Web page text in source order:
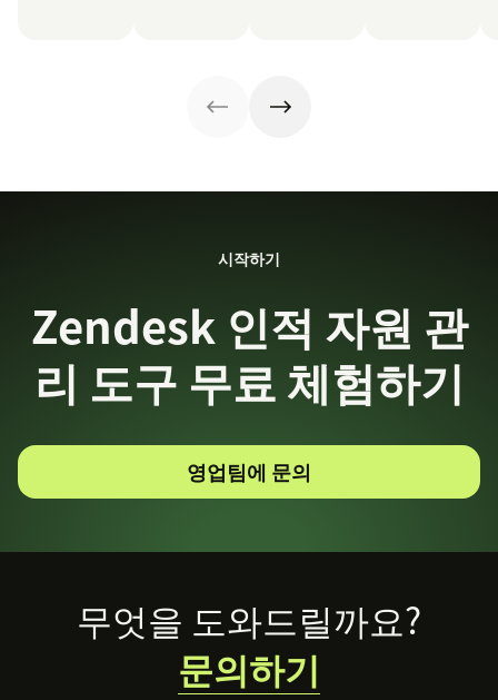
시작하기
Zendesk 인적 자원 관
리 도구 무료 체험하기
영업팀에 문의
Footer무엇을 도와드릴까요?
문의하기